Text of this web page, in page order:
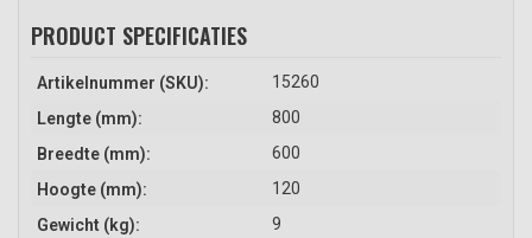
PRODUCT SPECIFICATIES
Artikelnummer (SKU):
15260
Lengte (mm):
800
Breedte (mm):
600
Hoogte (mm):
120
Gewicht (kg):
9